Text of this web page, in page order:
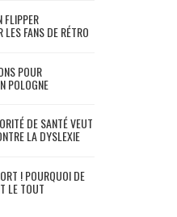
FLIPPER
FANS DE RÉTRO
POUR
POLOGNE
DE SANTÉ VEUT
LA DYSLEXIE
! POURQUOI DE
LE TOUT